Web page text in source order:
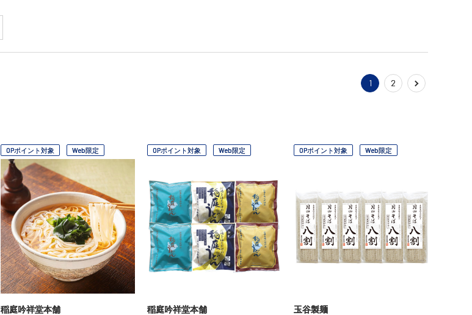
1 2
OPポイント対象 Web限定
稲庭吟祥堂本舗
OPポイント対象 Web限定
稲庭吟祥堂本舗
OPポイント対象 Web限定
玉谷製麺